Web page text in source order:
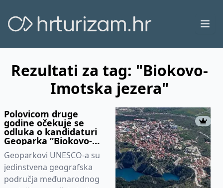
Rezultati za tag: "Biokovo-
Imotska jezera"
Polovicom druge
godine očekuje se
odluka o kandidaturi
Geoparka “Biokovo-
Imotska jezera“ s
ciljem pristupanja u
UNESCO Global
Geoparks
Geoparkovi UNESCO-a su
jedinstvena geografska
područja međunarodnog